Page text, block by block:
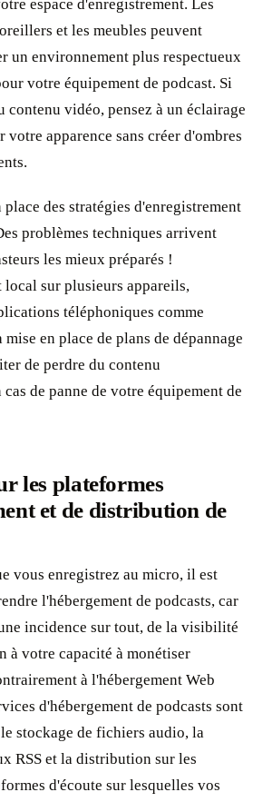
espace d'enregistrement. Les
et les meubles peuvent
un environnement plus respectueux
votre équipement de podcast. Si
contenu vidéo, pensez à un éclairage
votre apparence sans créer d'ombres
des stratégies d'enregistrement
problèmes techniques arrivent
les mieux préparés !
local sur plusieurs appareils,
téléphoniques comme
en place de plans de dépannage
de perdre du contenu
de panne de votre équipement de
les plateformes
et de distribution de
vous enregistrez au micro, il est
l'hébergement de podcasts, car
incidence sur tout, de la visibilité
à votre capacité à monétiser
à l'hébergement Web
d'hébergement de podcasts sont
stockage de fichiers audio, la
RSS et la distribution sur les
d'écoute sur lesquelles vos